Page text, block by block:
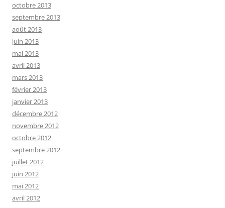
octobre 2013
septembre 2013
août 2013
juin 2013
mai 2013
avril 2013
mars 2013
février 2013
janvier 2013
décembre 2012
novembre 2012
octobre 2012
septembre 2012
juillet 2012
juin 2012
mai 2012
avril 2012